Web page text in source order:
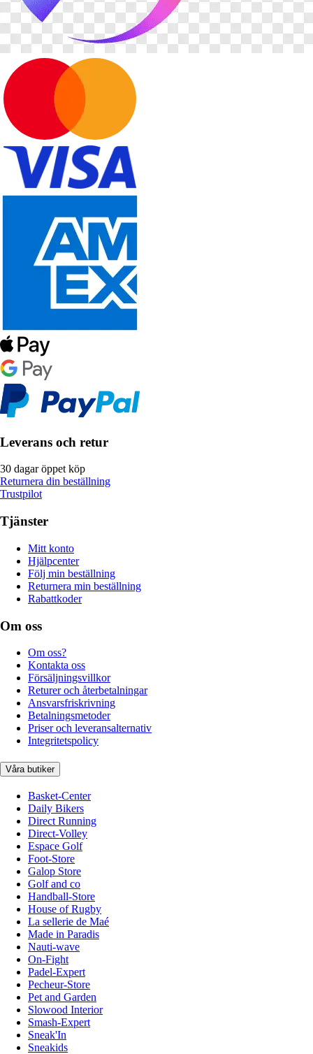
Leverans och retur
30 dagar öppet köp
Returnera din beställning
Trustpilot
Tjänster
Mitt konto
Hjälpcenter
Följ min beställning
Returnera min beställning
Rabattkoder
Om oss
Om oss?
Kontakta oss
Försäljningsvillkor
Returer och återbetalningar
Ansvarsfriskrivning
Betalningsmetoder
Priser och leveransalternativ
Integritetspolicy
Våra butiker
Basket-Center
Daily Bikers
Direct Running
Direct-Volley
Espace Golf
Foot-Store
Galop Store
Golf and co
Handball-Store
House of Rugby
La sellerie de Maé
Made in Paradis
Nauti-wave
On-Fight
Padel-Expert
Pecheur-Store
Pet and Garden
Slowood Interior
Smash-Expert
Sneak'In
Sneakids